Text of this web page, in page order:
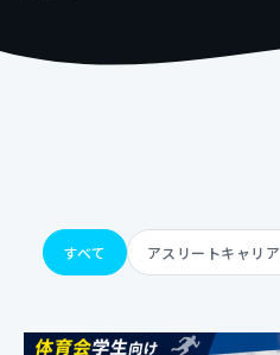
すべて アスリートキャリア